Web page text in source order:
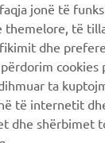
cp/
jonë të
themelore, të
dhe
cookies
ta
të internetit
dhe shërbimet